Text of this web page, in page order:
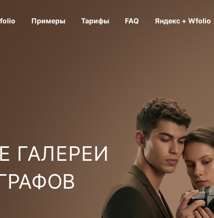
Примеры Тарифы FAQ Яндекс + Wfolio
ГАЛЕРЕИ